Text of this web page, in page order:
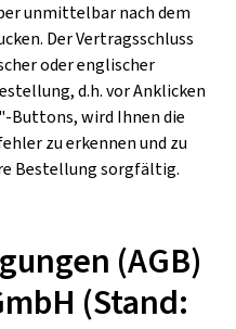
unmittelbar nach dem
Der Vertragsschluss
oder englischer
d.h. vor Anklicken
wird Ihnen die
zu erkennen und zu
Bestellung sorgfältig.
(AGB)
(Stand: